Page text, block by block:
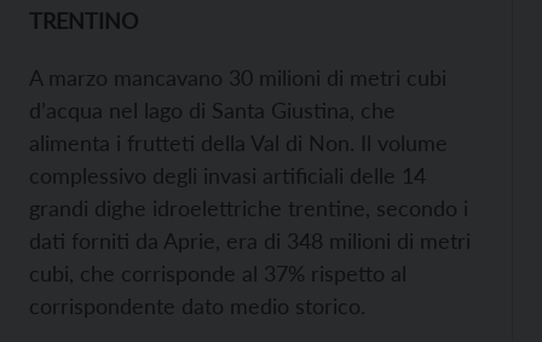
TRENTINO
A marzo mancavano 30 milioni di metri cubi
d’acqua nel lago di Santa Giustina, che
alimenta i frutteti della Val di Non. Il volume
complessivo degli invasi artificiali delle 14
grandi dighe idroelettriche trentine, secondo i
dati forniti da Aprie, era di 348 milioni di metri
cubi, che corrisponde al 37% rispetto al
corrispondente dato medio storico.